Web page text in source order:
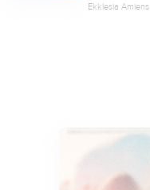
Ekklesia Amiens